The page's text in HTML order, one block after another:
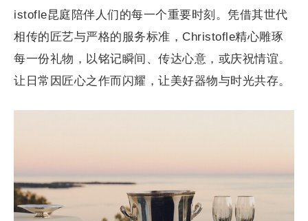
istofle昆庭陪伴人们的每一个重要时刻。凭借其世代
相传的匠艺与严格的服务标准，Christofle精心雕琢
每一份礼物，以铭记瞬间、传达心意，或庆祝情谊。
让日常因匠心之作而闪耀，让美好器物与时光共存。